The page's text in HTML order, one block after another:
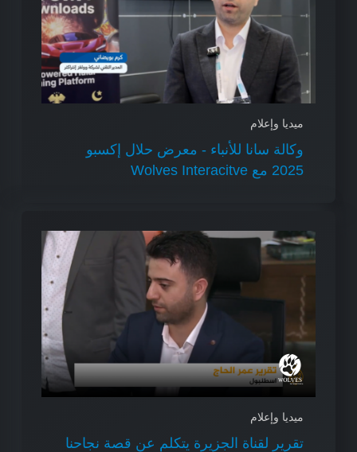
ميديا وإعلام
وكالة سانا للأنباء - معرض حلال إكسبو
2025 مع Wolves Interacitve
ميديا وإعلام
تقرير لقناة الجزيرة يتكلم عن قصة نجاحنا